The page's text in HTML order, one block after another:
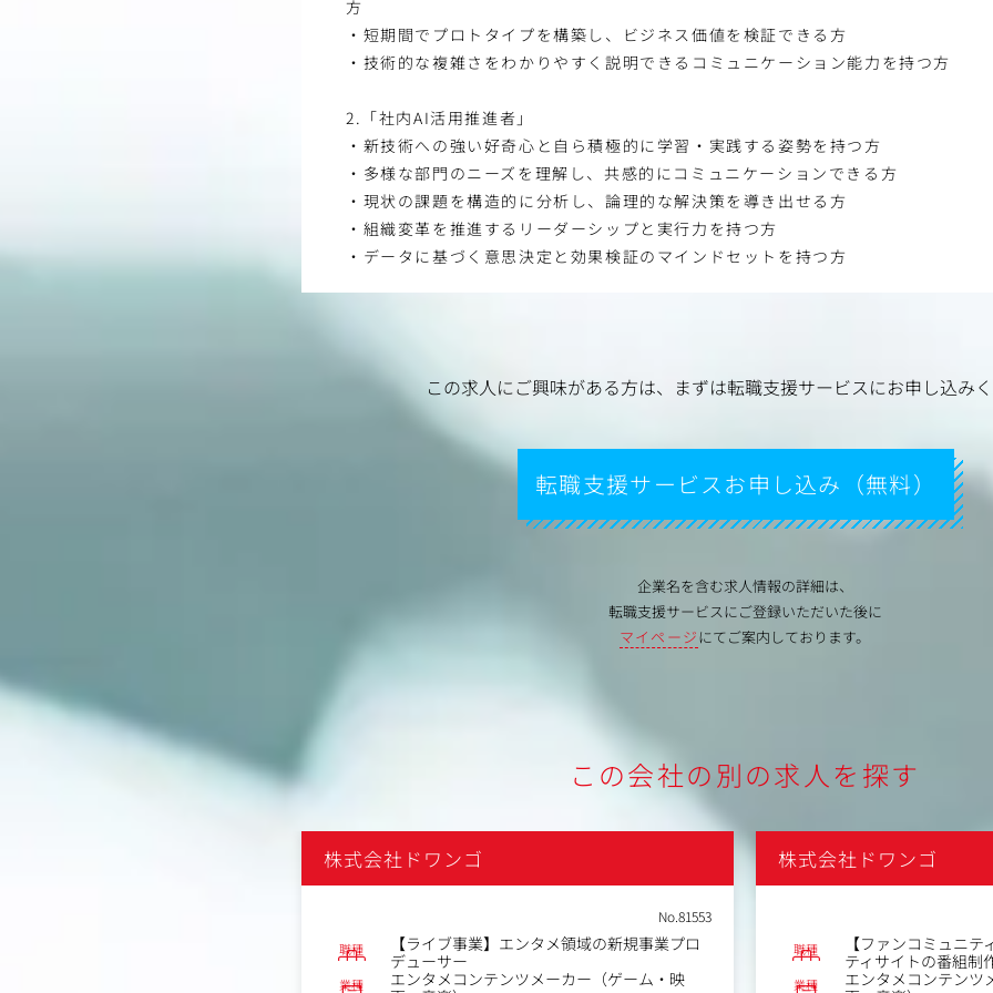
方
・短期間でプロトタイプを構築し、ビジネス価値を検証できる方
・技術的な複雑さをわかりやすく説明できるコミュニケーション能力を持つ方
2.「社内AI活用推進者」
・新技術への強い好奇心と自ら積極的に学習・実践する姿勢を持つ方
・多様な部門のニーズを理解し、共感的にコミュニケーションできる方
・現状の課題を構造的に分析し、論理的な解決策を導き出せる方
・組織変革を推進するリーダーシップと実行力を持つ方
・データに基づく意思決定と効果検証のマインドセットを持つ方
この求人にご興味がある方は、 まずは転職支援サービスにお申し込み
転職支援サービスお申し込み（無料）
企業名を含む求人情報の詳細は、
転職支援サービスにご登録いただいた後に
マイページにてご案内しております。
この会社の別の求人を探す
株式会社ドワンゴ
No.81553
職種
【ライブ事業】エンタメ領域の新規事業プロ
デューサー
業種
エンタメコンテンツメーカー（ゲーム・映
株式会社ドワンゴ
職種
【ファンコミュニ
ティサイトの番組制
業種
エンタメコンテンツ